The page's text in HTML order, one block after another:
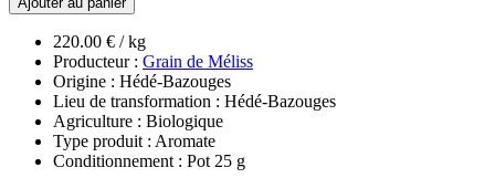
220.00 € / kg
Producteur : Grain de Méliss
Origine : Hédé-Bazouges
Lieu de transformation : Hédé-Bazouges
Agriculture : Biologique
Type produit : Aromate
Conditionnement : Pot 25 g